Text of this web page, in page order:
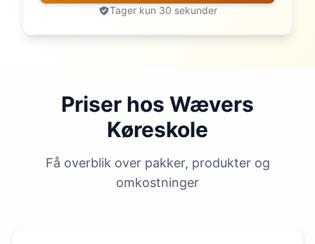
Tager kun 30 sekunder
Priser hos Wævers
Køreskole
Få overblik over pakker, produkter og
omkostninger